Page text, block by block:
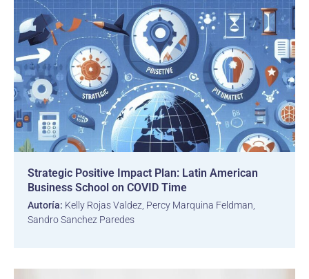
Strategic Positive Impact Plan: Latin American
Business School on COVID Time
Autoría: Kelly Rojas Valdez, Percy Marquina Feldman,
Sandro Sanchez Paredes